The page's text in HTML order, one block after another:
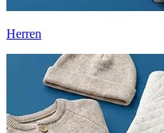
Herren